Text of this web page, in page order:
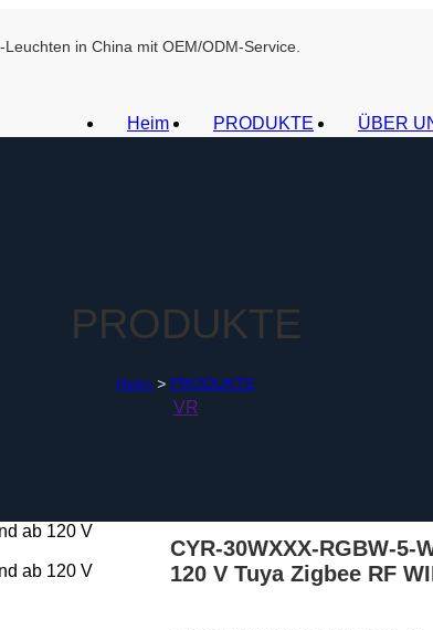
in China mit OEM/ODM-Service.
Heim PRODUKTE ÜBER
PRODUKTE
Heim > PRODUKTE
VR
CYR-30WXXX-RGBW-
120 V Tuya Zigbee RF